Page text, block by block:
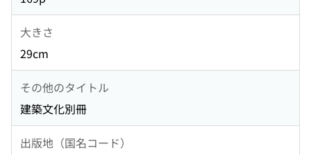
大きさ
29cm
その他のタイトル
建築文化別冊
出版地（国名コード）